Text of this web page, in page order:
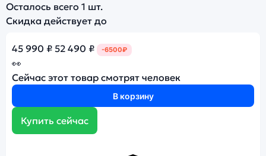
Осталось всего 1 шт.
Скидка действует до
45 990 ₽ 52 490 ₽ -6500₽
👀
Сейчас этот товар смотрят человек
В корзину
Купить сейчас